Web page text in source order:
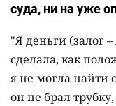
суда, ни на уже
"Я деньги (залог –
сделала, как
я не могла найти
он не брал